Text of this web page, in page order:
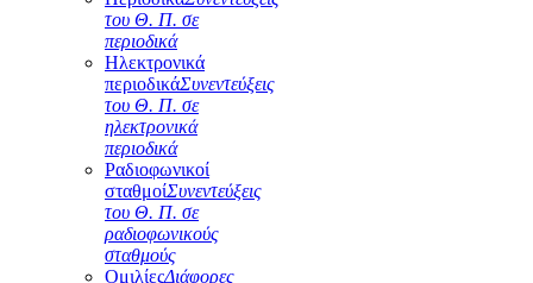
του Θ. Π. σε
περιοδικά
Ηλεκτρονικά
περιοδικάΣυνεντεύξεις
του Θ. Π. σε
ηλεκτρονικά
περιοδικά
Ραδιοφωνικοί
σταθμοίΣυνεντεύξεις
του Θ. Π. σε
ραδιοφωνικούς
σταθμούς
ΟμιλίεςΔιάφορες